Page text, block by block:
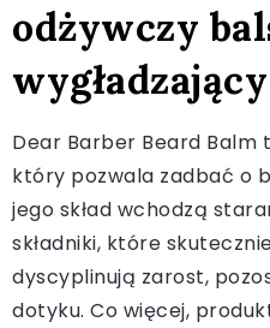
odżywczy
Dear Barber Beard Balm
który pozwala zadbać o
jego skład wchodzą
składniki, które
dyscyplinują zarost,
dotyku. Co więcej,